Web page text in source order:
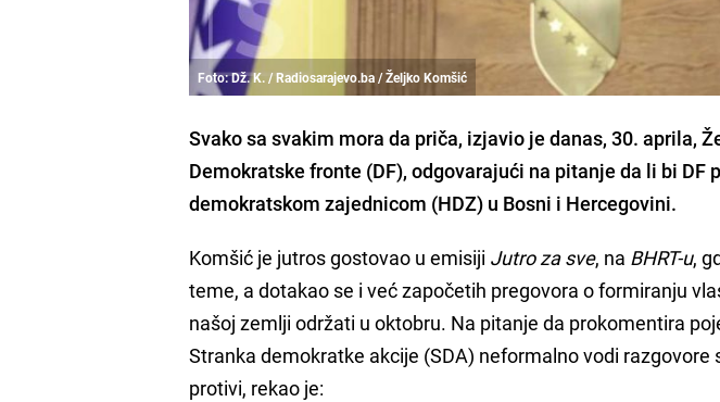
Foto: Dž. K. / Radiosarajevo.ba / Željko Komšić
Svako sa svakim mora da priča, izjavio je danas, 30. aprila,
Demokratske fronte (DF), odgovarajući na pitanje da li bi DF
demokratskom zajednicom (HDZ) u Bosni i Hercegovini.
Komšić je jutros gostovao u emisiji Jutro za sve, na BHRT-u,
teme, a dotakao se i već započetih pregovora o formiranju
našoj zemlji održati u oktobru. Na pitanje da prokomentira
Stranka demokratke akcije (SDA) neformalno vodi razgovore
protivi, rekao je: